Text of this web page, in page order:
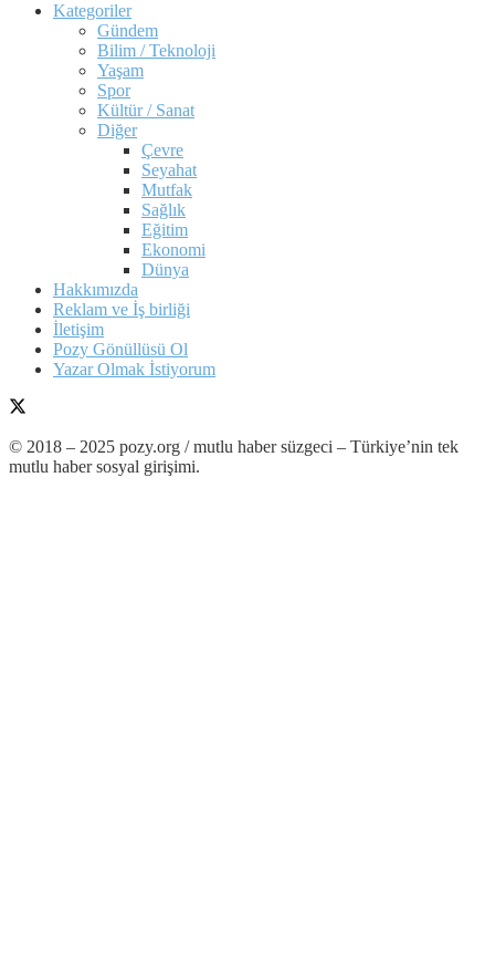
Kategoriler
Gündem
Bilim / Teknoloji
Yaşam
Spor
Kültür / Sanat
Diğer
Çevre
Seyahat
Mutfak
Sağlık
Eğitim
Ekonomi
Dünya
Hakkımızda
Reklam ve İş birliği
İletişim
Pozy Gönüllüsü Ol
Yazar Olmak İstiyorum
© 2018 – 2025 pozy.org / mutlu haber süzgeci – Türkiye’nin tek
mutlu haber sosyal girişimi.